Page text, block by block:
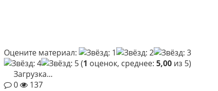
Оцените материал:
(1 оценок, среднее: 5,00 из 5)
Загрузка...
0
137